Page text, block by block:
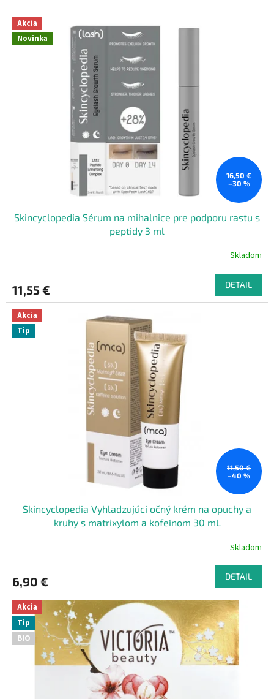
m
o
Akcia
Novinka
16,50 €
–30 %
Skincyclopedia Sérum na mihalnice pre podporu rastu s
peptidy 3 ml
Skladom
11,55 € DETAIL
Akcia
Tip
11,50 €
–40 %
Skincyclopedia Vyhladzujúci očný krém na opuchy a
kruhy s matrixylom a kofeínom 30 mL
Skladom
6,90 € DETAIL
Akcia
Tip
BIO